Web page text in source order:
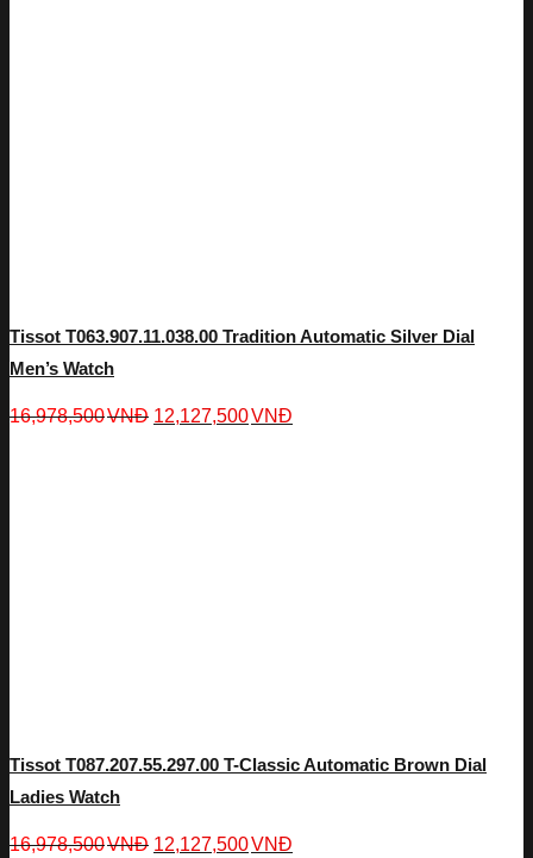
Tissot T063.907.11.038.00 Tradition Automatic Silver Dial
Men’s Watch
16,978,500VNĐ 12,127,500VNĐ
Tissot T087.207.55.297.00 T-Classic Automatic Brown Dial
Ladies Watch
16,978,500VNĐ 12,127,500VNĐ